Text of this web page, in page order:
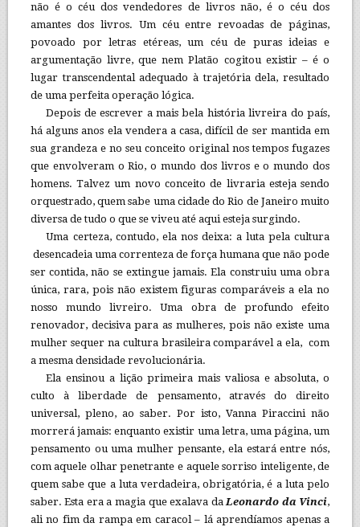
não é o céu dos vendedores de livros não, é o céu dos
amantes dos livros. Um céu entre revoadas de páginas,
povoado por letras etéreas, um céu de puras ideias e
argumentação livre, que nem Platão cogitou existir – é o
lugar transcendental adequado à trajetória dela, resultado
de uma perfeita operação lógica.
Depois de escrever a mais bela história livreira do país,
há alguns anos ela vendera a casa, difícil de ser mantida em
sua grandeza e no seu conceito original nos tempos fugazes
que envolveram o Rio, o mundo dos livros e o mundo dos
homens. Talvez um novo conceito de livraria esteja sendo
orquestrado, quem sabe uma cidade do Rio de Janeiro muito
diversa de tudo o que se viveu até aqui esteja surgindo.
Uma certeza, contudo, ela nos deixa: a luta pela cultura
desencadeia uma correnteza de força humana que não pode
ser contida, não se extingue jamais. Ela construiu uma obra
única, rara, pois não existem figuras comparáveis a ela no
nosso mundo livreiro. Uma obra de profundo efeito
renovador, decisiva para as mulheres, pois não existe uma
mulher sequer na cultura brasileira comparável a ela, com
a mesma densidade revolucionária.
Ela ensinou a lição primeira mais valiosa e absoluta, o
culto à liberdade de pensamento, através do direito
universal, pleno, ao saber. Por isto, Vanna Piraccini não
morrerá jamais: enquanto existir uma letra, uma página, um
pensamento ou uma mulher pensante, ela estará entre nós,
com aquele olhar penetrante e aquele sorriso inteligente, de
quem sabe que a luta verdadeira, obrigatória, é a luta pelo
saber. Esta era a magia que exalava daLeonardo da Vinci,
ali no fim da rampa em caracol – lá aprendíamos apenas a